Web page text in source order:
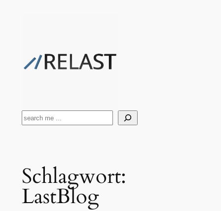
Suchen
Schlagwort:
LastBlog